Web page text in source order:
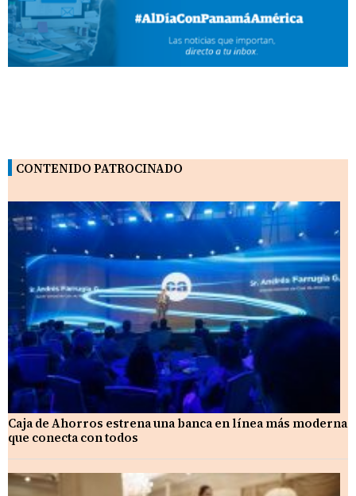
CONTENIDO PATROCINADO
Caja de Ahorros estrena una banca en línea más moderna
que conecta con todos